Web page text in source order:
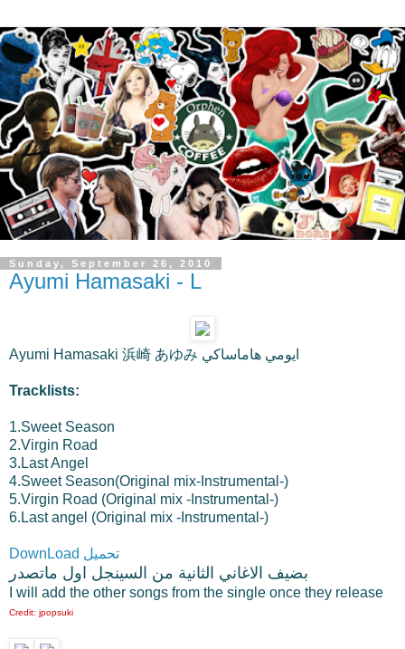
Sunday, September 26, 2010
Ayumi Hamasaki - L
Ayumi Hamasaki 浜崎 あゆみ ايومي هاماساكي
Tracklists:
1.Sweet Season
2.Virgin Road
3.Last Angel
4.Sweet Season(Original mix-Instrumental-)
5.Virgin Road (Original mix -Instrumental-)
6.Last angel (Original mix -Instrumental-)
DownLoad تحميل
بضيف الاغاني الثانية من السينجل اول ماتصدر
I will add the other songs from the single once they release
Credit: jpopsuki